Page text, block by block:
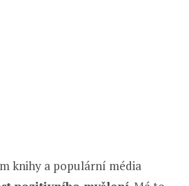
knihy a populární média